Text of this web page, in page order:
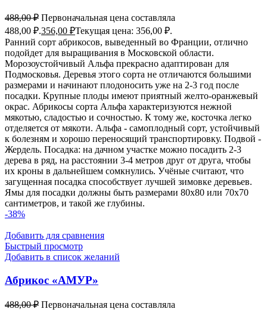
488,00₽ Первоначальная цена составляла
488,00 ₽.356,00 ₽Текущая цена: 356,00 ₽.
Ранний сорт абрикосов, выведенный во Франции, отлично
подойдет для выращивания в Московской области.
Морозоустойчивый Альфа прекрасно адаптирован для
Подмосковья. Деревья этого сорта не отличаются большими
размерами и начинают плодоносить уже на 2-3 год после
посадки. Крупные плоды имеют приятный желто-оранжевый
окрас. Абрикосы сорта Альфа характеризуются нежной
мякотью, сладостью и сочностью. К тому же, косточка легко
отделяется от мякоти. Альфа - самоплодный сорт, устойчивый
к болезням и хорошо переносящий транспортировку. Подвой -
Жердель. Посадка: на дачном участке можно посадить 2-3
дерева в ряд, на расстоянии 3-4 метров друг от друга, чтобы
их кроны в дальнейшем сомкнулись. Учёные считают, что
загущенная посадка способствует лучшей зимовке деревьев.
Ямы для посадки должны быть размерами 80x80 или 70x70
сантиметров, и такой же глубины.
-38%
Добавить для сравнения
Быстрый просмотр
Добавить в список желаний
Абрикос «АМУР»
488,00₽ Первоначальная цена составляла